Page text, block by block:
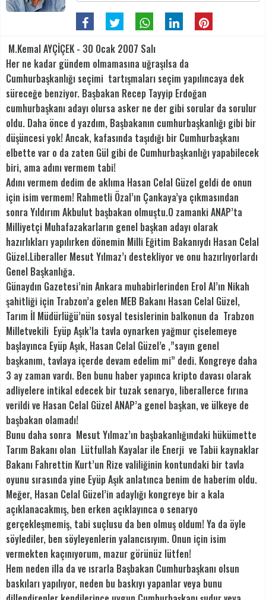
M.Kemal AYÇİÇEK - 30 Ocak 2007 Salı
Her ne kadar gündem olmamasına uğraşılsa da
Cumhurbaşkanlığı seçimi tartışmaları seçim yapılıncaya dek
süreceğe benziyor. Başbakan Recep Tayyip Erdoğan
cumhurbaşkanı adayı olursa asker ne der gibi sorular da sorulur
oldu. Daha önce d yazdım, Başbakanın cumhurbaşkanlığı gibi bir
düşüncesi yok! Ancak, kafasında taşıdığı bir Cumhurbaşkanı
elbette var o da zaten Gül gibi de Cumhurbaşkanlığı yapabilecek
biri, ama adını vermem tabi!
Adını vermem dedim de aklıma Hasan Celal Güzel geldi de onun
için isim vermem! Rahmetli Özal’ın Çankaya’ya çıkmasından
sonra Yıldırım Akbulut başbakan olmuştu.O zamanki ANAP’ta
Milliyetçi Muhafazakarların genel başkan adayı olarak
hazırlıkları yapılırken dönemin Milli Eğitim Bakanıydı Hasan Celal
Güzel.Liberaller Mesut Yılmaz’ı destekliyor ve onu hazırlıyorlardı
Genel Başkanlığa.
Günaydın Gazetesi’nin Ankara muhabirlerinden Erol Al’ın Nikah
şahitliği için Trabzon’a gelen MEB Bakanı Hasan Celal Güzel,
Tarım İl Müdürlüğü’nün sosyal tesislerinin balkonun da Trabzon
Milletvekili Eyüp Aşık’la tavla oynarken yağmur çiselemeye
başlayınca Eyüp Aşık, Hasan Celal Güzel’e ,”sayın genel
başkanım, tavlaya içerde devam edelim mi” dedi. Kongreye daha
3 ay zaman vardı. Ben bunu haber yapınca kripto davası olarak
adliyelere intikal edecek bir tuzak senaryo, liberallerce fırına
verildi ve Hasan Celal Güzel ANAP’a genel başkan, ve ülkeye de
başbakan olamadı!
Bunu daha sonra Mesut Yılmaz’ın başbakanlığındaki hükümette
Tarım Bakanı olan Lütfullah Kayalar ile Enerji ve Tabii kaynaklar
Bakanı Fahrettin Kurt’un Rize valiliğinin kontundaki bir tavla
oyunu sırasında yine Eyüp Aşık anlatınca benim de haberim oldu.
Meğer, Hasan Celal Güzel’in adaylığı kongreye bir a kala
açıklanacakmış, ben erken açıklayınca o senaryo
gerçekleşmemiş, tabi suçlusu da ben olmuş oldum! Ya da öyle
söylediler, ben söyleyenlerin yalancısıyım. Onun için isim
vermekten kaçınıyorum, mazur görünüz lütfen!
Hem neden illa da ve ısrarla Başbakan Cumhurbaşkanı olsun
baskıları yapılıyor, neden bu baskıyı yapanlar veya bunu